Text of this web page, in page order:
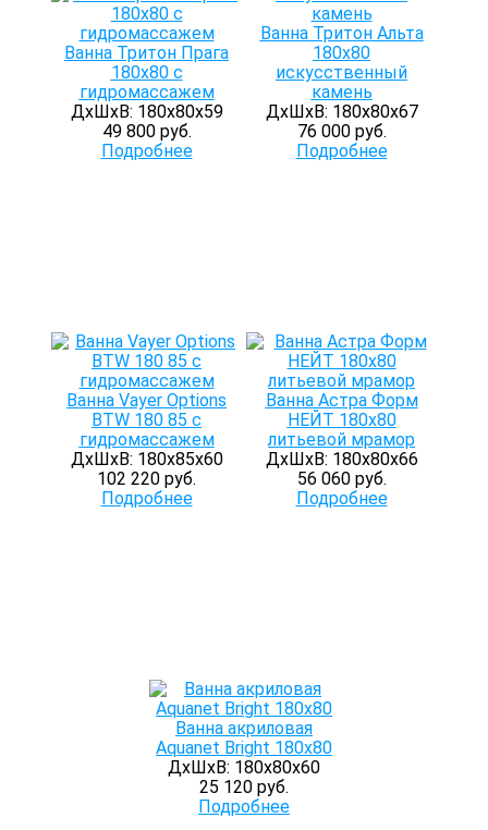
Ванна Тритон Прага
180х80 с
гидромассажем
ДхШхВ: 180х80х59
49 800 руб.
Подробнее
Ванна Тритон Альта
180х80
искусственный
камень
ДхШхВ: 180х80х67
76 000 руб.
Подробнее
Ванна Vayer Options
BTW 180 85 с
гидромассажем
ДхШхВ: 180х85х60
102 220 руб.
Подробнее
Ванна Астра Форм
НЕЙТ 180х80
литьевой мрамор
ДхШхВ: 180х80х66
56 060 руб.
Подробнее
Ванна акриловая
Aquanet Bright 180х80
ДхШхВ: 180х80х60
25 120 руб.
Подробнее